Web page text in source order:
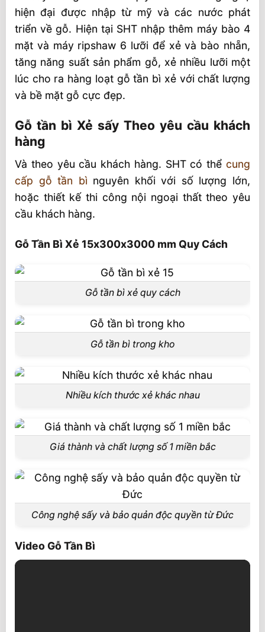
hiện đại được nhập từ mỹ và các nước phát
triển về gỗ. Hiện tại SHT nhập thêm máy bào 4
mặt và máy ripshaw 6 lưỡi để xẻ và bào nhẵn,
tăng năng suất sản phẩm gỗ, xẻ nhiều lưỡi một
lúc cho ra hàng loạt gỗ tần bì xẻ với chất lượng
và bề mặt gỗ cực đẹp.
Gỗ tần bì Xẻ sấy Theo yêu cầu khách
hàng
Và theo yêu cầu khách hàng. SHT có thể cung
cấp gỗ tần bì nguyên khối với số lượng lớn,
hoặc thiết kế thi công nội ngoại thất theo yêu
cầu khách hàng.
Gỗ Tần Bì Xẻ 15x300x3000 mm Quy Cách
Gỗ tần bì xẻ quy cách
Gỗ tần bì trong kho
Nhiều kích thước xẻ khác nhau
Giá thành và chất lượng số 1 miền bắc
Công nghệ sấy và bảo quản độc quyền từ Đức
Video Gỗ Tần Bì